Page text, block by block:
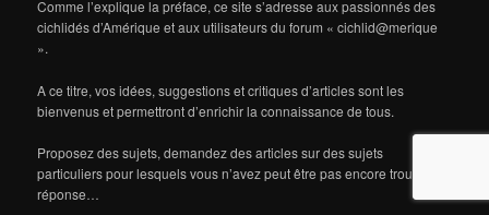
Comme l’explique la préface, ce site s’adresse aux passionnés des
cichlidés d’Amérique et aux utilisateurs du forum « cichlid@merique
».
A ce titre, vos idées, suggestions et critiques d’articles sont les
bienvenus et permettront d’enrichir la connaissance de tous.
Proposez des sujets, demandez des articles sur des sujets
particuliers pour lesquels vous n’avez peut être pas encore trouvé de
réponse…